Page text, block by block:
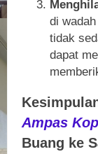
di
tidak
dapat
Ampas
Buang ke